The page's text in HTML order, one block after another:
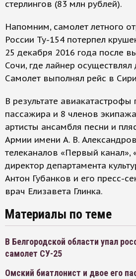
стерлингов (83 млн рублей).
Напомним, самолет летного
России Ту-154 потерпел
25 декабря 2016 года после
Сочи, где лайнер осуществлял
Самолет выполнял рейс в
В результате авиакатастрофы
пассажира и 8 членов
артисты ансамбля песни и
Армии имени А. В.
телеканалов «Первый канал»,
директор департамента
Антон Губанков и его пресс-
врач Елизавета Глинка.
Материалы по теме
В Белгородской области упал
самолет СУ-25
Омский биатлонист и двое его